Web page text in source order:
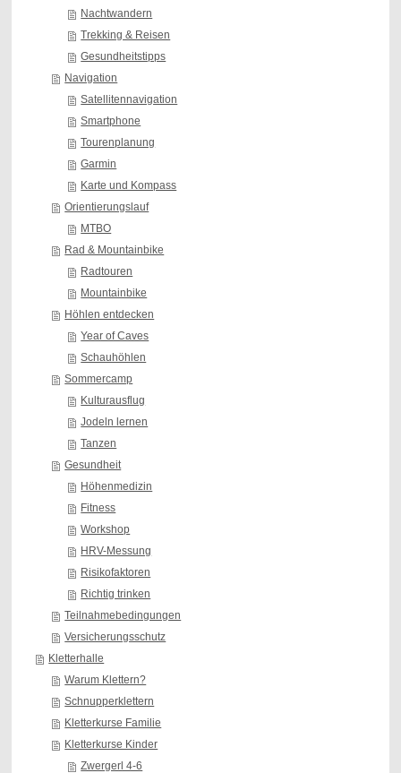
Nachtwandern
Trekking & Reisen
Gesundheitstipps
Navigation
Satellitennavigation
Smartphone
Tourenplanung
Garmin
Karte und Kompass
Orientierungslauf
MTBO
Rad & Mountainbike
Radtouren
Mountainbike
Höhlen entdecken
Year of Caves
Schauhöhlen
Sommercamp
Kulturausflug
Jodeln lernen
Tanzen
Gesundheit
Höhenmedizin
Fitness
Workshop
HRV-Messung
Risikofaktoren
Richtig trinken
Teilnahmebedingungen
Versicherungsschutz
Kletterhalle
Warum Klettern?
Schnupperklettern
Kletterkurse Familie
Kletterkurse Kinder
Zwergerl 4-6